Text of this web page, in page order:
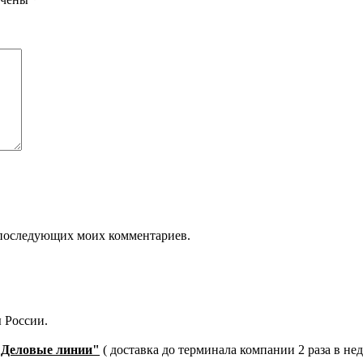
моих комментариев.
России.
линии" ( доставка до терминала компании 2 раза в